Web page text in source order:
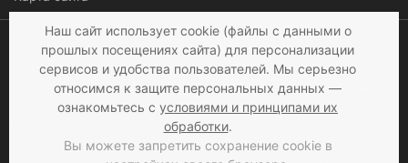
© 1997 - 2026 «Мир брюк»
Мы получаем и
обрабатываем
персональные данные
посетителей нашего сайта в
соответствии сусловиями
а также c
продажи. Если вы не даете
Наш сайт использует cookie (файлы с данными о
прошлых посещениях сайта) для персонализации
сервисов и удобства пользователей. Мы серьезно
относимся к защите персональных данных —
ознакомьтесь с условиями и принципами их
обработки.
Вы можете запретить сохранение cookie в